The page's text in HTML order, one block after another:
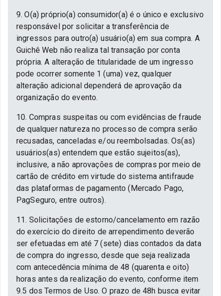
9. O(a) próprio(a) consumidor(a) é o único e exclusivo
responsável por solicitar a transferência de
ingressos para outro(a) usuário(a) em sua compra. A
Guichê Web não realiza tal transação por conta
própria. A alteração de titularidade de um ingresso
pode ocorrer somente 1 (uma) vez, qualquer
alteração adicional dependerá de aprovação da
organização do evento.
10. Compras suspeitas ou com evidências de fraude
de qualquer natureza no processo de compra serão
recusadas, canceladas e/ou reembolsadas. Os(as)
usuários(as) entendem que estão sujeitos(as),
inclusive, a não aprovações de compras por meio de
cartão de crédito em virtude do sistema antifraude
das plataformas de pagamento (Mercado Pago,
PagSeguro, entre outros).
11. Solicitações de estorno/cancelamento em razão
do exercício do direito de arrependimento deverão
ser efetuadas em até 7 (sete) dias contados da data
de compra do ingresso, desde que seja realizada
com antecedência mínima de 48 (quarenta e oito)
horas antes da realização do evento, conforme item
9.5 dos Termos de Uso. O prazo de 48h busca evitar